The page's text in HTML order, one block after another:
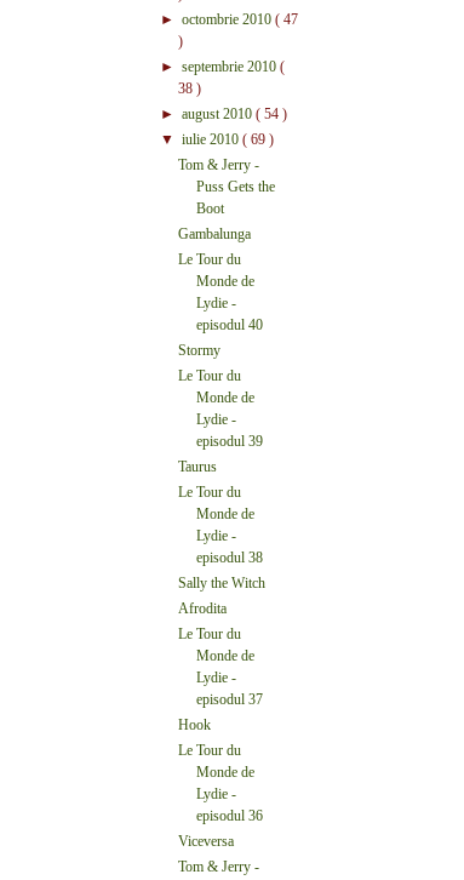
► octombrie 2010 ( 47
)
► septembrie 2010 (
38 )
► august 2010 ( 54 )
▼ iulie 2010 ( 69 )
Tom & Jerry -
Puss Gets the
Boot
Gambalunga
Le Tour du
Monde de
Lydie -
episodul 40
Stormy
Le Tour du
Monde de
Lydie -
episodul 39
Taurus
Le Tour du
Monde de
Lydie -
episodul 38
Sally the Witch
Afrodita
Le Tour du
Monde de
Lydie -
episodul 37
Hook
Le Tour du
Monde de
Lydie -
episodul 36
Viceversa
Tom & Jerry -